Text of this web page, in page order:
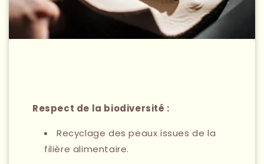
Respect de la biodiversité :
Recyclage des peaux issues de la
filière alimentaire.